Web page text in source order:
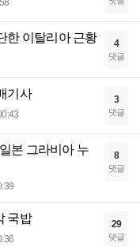
한 이탈리아 근황 4
댓글
기사 3
댓글
본 그라비아 누
8
댓글
국밥 29
댓글